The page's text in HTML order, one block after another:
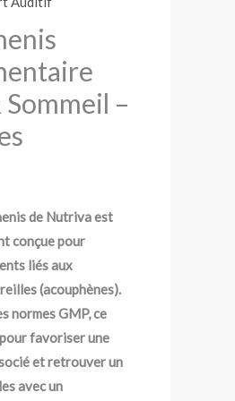
–
de Nutriva est
conçue pour
liés aux
(acouphènes).
normes GMP, ce
favoriser une
et retrouver un
avec un